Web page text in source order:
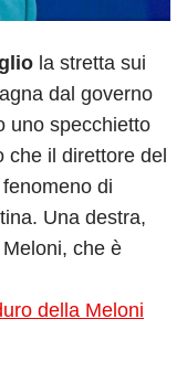
la stretta sui
dal governo
uno specchietto
che il direttore del
di
Una destra,
che è
della Meloni